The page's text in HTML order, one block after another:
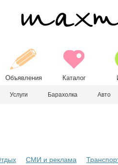
Объявления Каталог
Услуги Барахолка Авто
СМИ и реклама